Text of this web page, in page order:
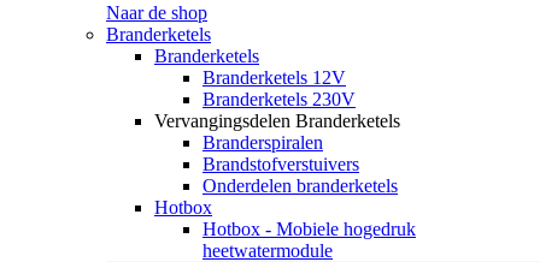
Naar de shop
Branderketels
Branderketels
Branderketels 12V
Branderketels 230V
Vervangingsdelen Branderketels
Branderspiralen
Brandstofverstuivers
Onderdelen branderketels
Hotbox
Hotbox - Mobiele hogedruk
heetwatermodule